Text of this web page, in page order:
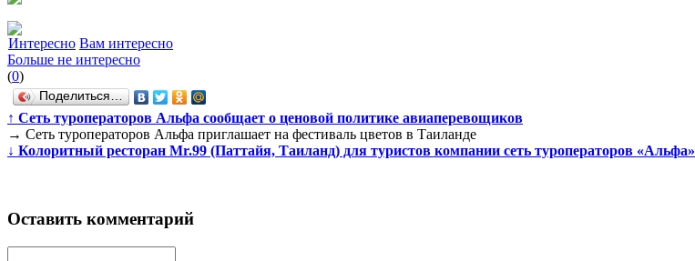
Интересно Вам интересно
Больше не интересно
(0)
Поделиться…
↑ Сеть туроператоров Альфа сообщает о ценовой политике авиаперевощиков
→ Сеть туроператоров Альфа приглашает на фестиваль цветов в Таиланде
↓ Колоритный ресторан Mr.99 (Паттайя, Таиланд) для туристов компании сеть туроператоров «Альфа»
Оставить комментарий